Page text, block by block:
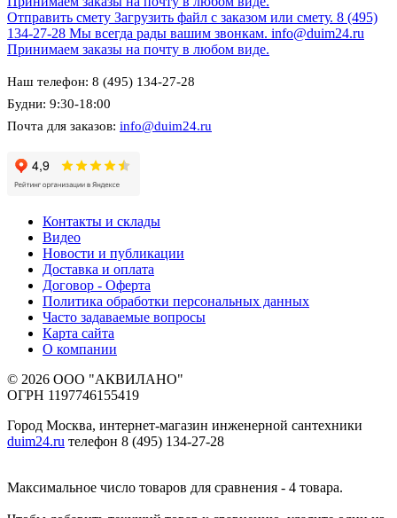
Отправить смету Загрузить файл с заказом или смету. 8 (495)
134-27-28 Мы всегда рады вашим звонкам. info@duim24.ru
Принимаем заказы на почту в любом виде.
Наш телефон: 8 (495) 134-27-28
Будни: 9:30-18:00
Почта для заказов: info@duim24.ru
Контакты и склады
Видео
Новости и публикации
Доставка и оплата
Договор - Оферта
Политика обработки персональных данных
Часто задаваемые вопросы
Карта сайта
О компании
© 2026 ООО "АКВИЛАНО"
ОГРН 1197746155419
Город Москва, интернет-магазин инженерной сантехники
duim24.ru телефон 8 (495) 134-27-28
Максимальное число товаров для сравнения - 4 товара.